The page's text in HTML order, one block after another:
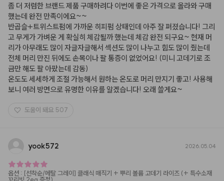
좀 더 저렴한 브랜드 제품 구매하려다 이번에 좋은 가격으로 올라와 구매
했는데 완전 만족이에요~~
반곱슬+트위스트펌에 가까운 히피펌 상태인데 아주 잘 펴졌습니다! 그리
고 무게가 가벼운 게 확실히 체감될까 했는데 체감 완전 되구요~ 현재 머
리가 아무래도 많이 자글자글해서 섹션도 많이 나누고 힘도 많이 줬는데
전체 머리 만진 뒤에도 손목이나 팔 통증이 없었어요! (미니 고데기로 조
금만 해도 팔 아팠는데 감동)
온도도 세세하게 조절 가능해서 원하는 온도로 머리 만지기 좋고! 사용해
보니 여러 방면으로 유명한 이유를 알겠습니다! 오래 쓸게요~
도움이 돼요 507
yook572 2026.05.04
옵션 : [선착순/메탈 그레이] 클래식 매직기 + 뿌리 볼륨 고데기 라이즈 (+ 특수소재
꼬리빗 2ea 증정)